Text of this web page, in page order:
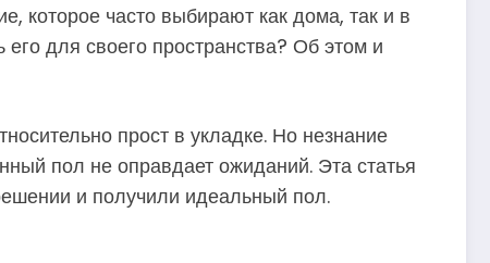
которое часто выбирают как дома, так и в
для своего пространства? Об этом и
прост в укладке. Но незнание
пол не оправдает ожиданий. Эта статья
и получили идеальный пол.